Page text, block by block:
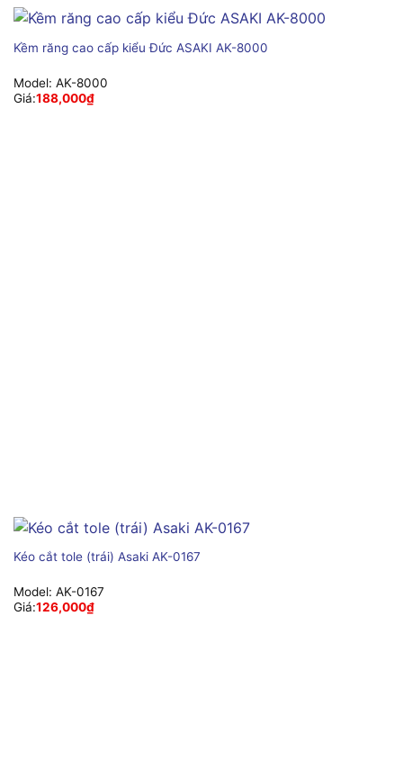
Kềm răng cao cấp kiểu Đức ASAKI AK-8000
Model: AK-8000
Giá:188,000₫
Kéo cắt tole (trái) Asaki AK-0167
Model: AK-0167
Giá:126,000₫